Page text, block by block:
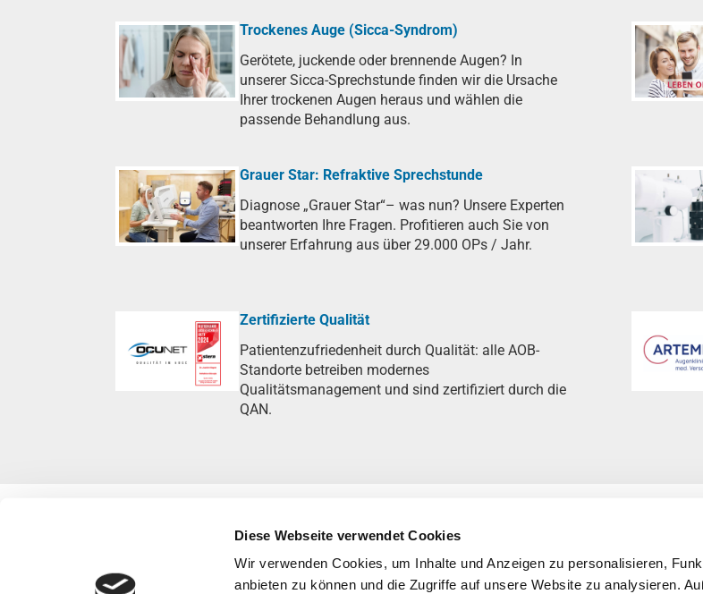
Diese Webseite verwendet Cookies
Wir verwenden Cookies, um Inhalte und Anzeigen zu personalisieren,
anbieten zu können und die Zugriffe auf unsere Website zu analysieren.
Trockenes Auge (Sicca-Syndrom)
Gerötete, juckende oder brennende Augen? In
unserer Sicca-Sprechstunde finden wir die Ursache
Ihrer trockenen Augen heraus und wählen die
passende Behandlung aus.
Grauer Star: Refraktive Sprechstunde
Diagnose „Grauer Star“– was nun? Unsere Experten
beantworten Ihre Fragen. Profitieren auch Sie von
unserer Erfahrung aus über 29.000 OPs / Jahr.
Zertifizierte Qualität
Patientenzufriedenheit durch Qualität: alle AOB-
Standorte betreiben modernes
Qualitätsmanagement und sind zertifiziert durch die
QAN.